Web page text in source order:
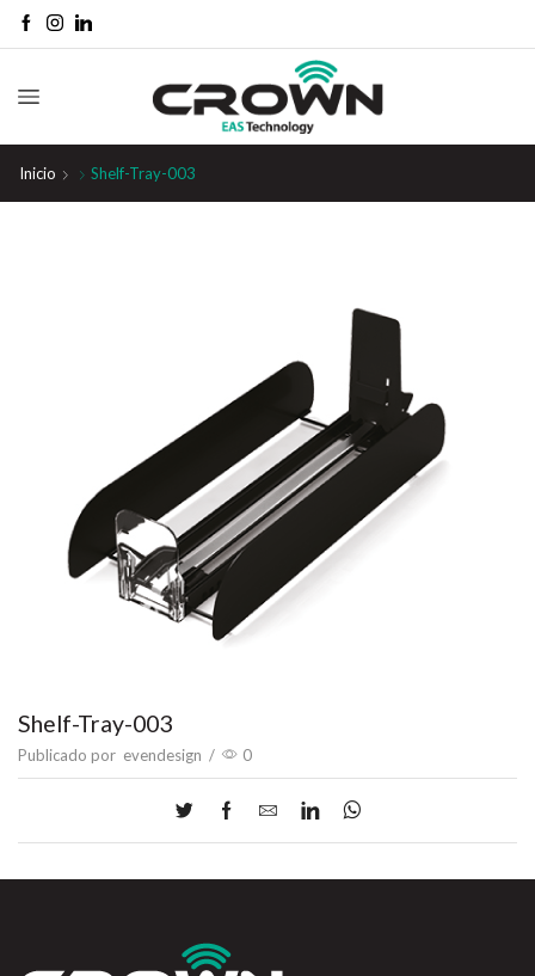
Inicio Shelf-Tray-003
Shelf-Tray-003
Publicado por evendesign / 0